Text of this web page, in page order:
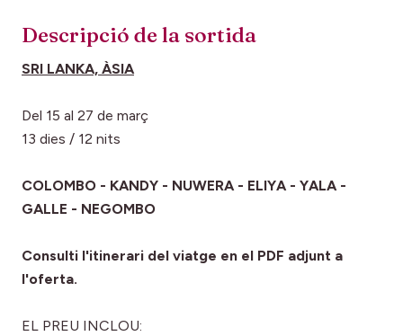
Descripció de la sortida
SRI LANKA, ÀSIA
Del 15 al 27 de març
13 dies / 12 nits
COLOMBO - KANDY - NUWERA - ELIYA - YALA -
GALLE - NEGOMBO
Consulti l'itinerari del viatge en el PDF adjunt a
l'oferta.
EL PREU INCLOU: